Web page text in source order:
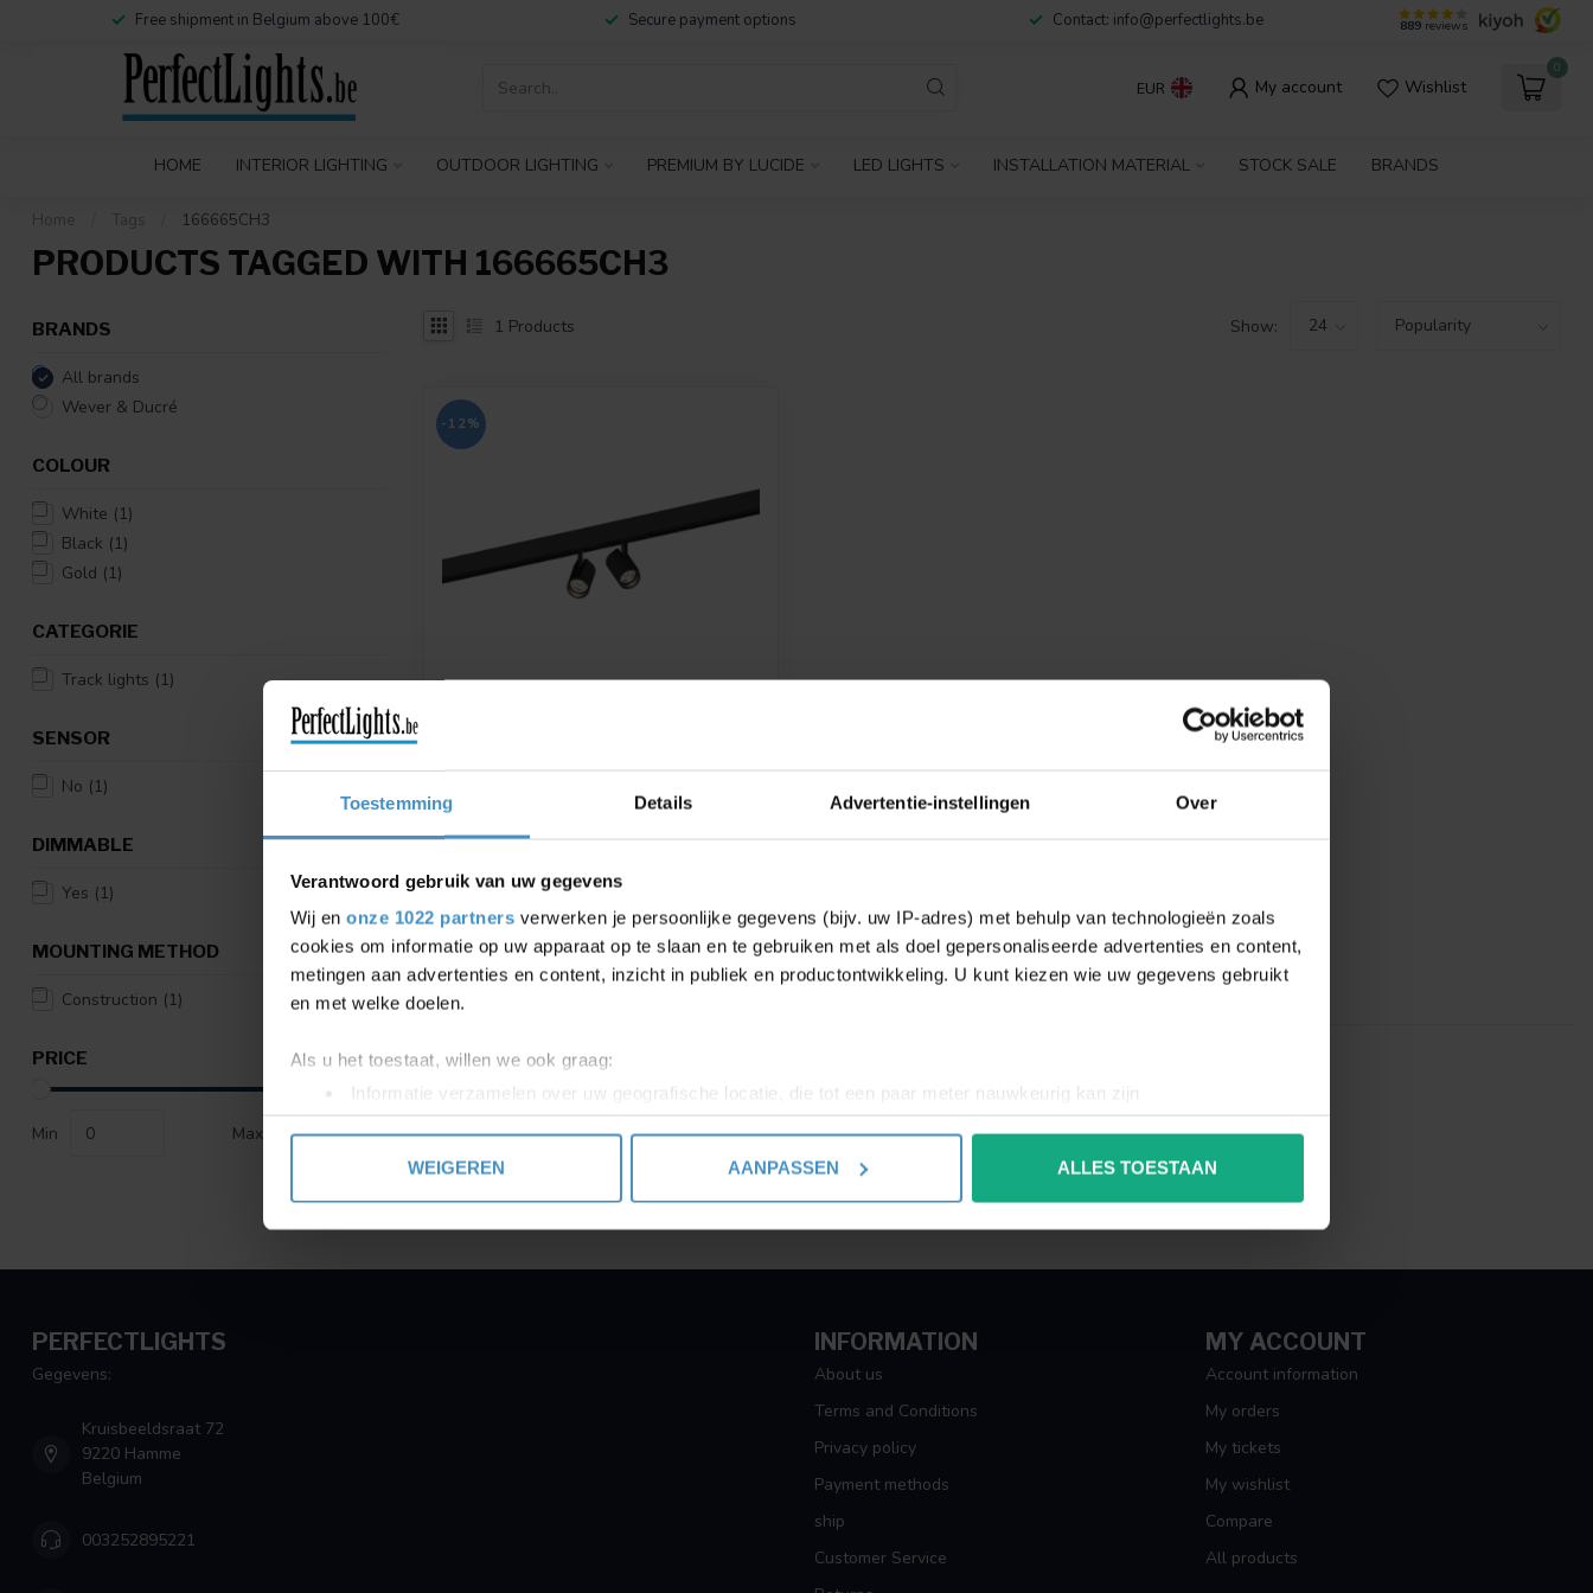
Toestemming Details Advertentie-instellingen Over
Verantwoord gebruik van uw gegevens
Wij en onze 1022 partners verwerken je persoonlijke gegevens (bijv. uw IP-adres) met behulp van technologieën zoals
cookies om informatie op uw apparaat op te slaan en te gebruiken met als doel gepersonaliseerde advertenties en content,
metingen aan advertenties en content, inzicht in publiek en productontwikkeling. U kunt kiezen wie uw gegevens gebruikt
en met welke doelen.
Als u het toestaat, willen we ook graag:
Informatie verzamelen over uw geografische locatie, die tot een paar meter nauwkeurig kan zijn
Uw apparaat identificeren door het actief te scannen op specifieke eigenschappen (fingerprinting)
toestemming op elk moment wijzigen of intrekken in de Cookieverklaring.
websiteverkeer te analyseren. Ook delen we informatie over uw gebruik van onze site met onze partners voor social
WEIGEREN AANPASSEN ALLES TOESTAAN
Free shipment in Belgium above 100€ Secure payment options Contact: info@perfectlights.be 889 reviews
EUR My account Wishlist
0
HOME INTERIOR LIGHTING OUTDOOR LIGHTING PREMIUM BY LUCIDE LED LIGHTS INSTALLATION MATERIAL STOCK SALE BRANDS
Home Tags 166665CH3
PRODUCTS TAGGED WITH 166665CH3
BRANDS
All brands
Wever & Ducré
COLOUR
White (1)
Black (1)
Gold (1)
CATEGORIE
Track lights (1)
SENSOR
No (1)
DIMMABLE
Yes (1)
MOUNTING METHOD
Construction (1)
PRICE
Min Max
1 Products Show:
-12%
LED Trackspot for the W&D Strex 48V
track system available in white, black,
€405,23 €356,60
Compare
PERFECTLIGHTS
Gegevens:
Kruisbeeldsraat 72
9220 Hamme
Belgium
003252895221
INFORMATION
About us
Terms and Conditions
Privacy policy
Payment methods
ship
Customer Service
MY ACCOUNT
Account information
My orders
My tickets
My wishlist
Compare
All products